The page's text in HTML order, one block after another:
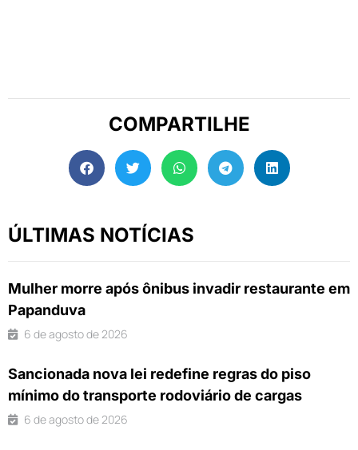
COMPARTILHE
ÚLTIMAS NOTÍCIAS
Mulher morre após ônibus invadir restaurante em
Papanduva
6 de agosto de 2026
Sancionada nova lei redefine regras do piso
mínimo do transporte rodoviário de cargas
6 de agosto de 2026